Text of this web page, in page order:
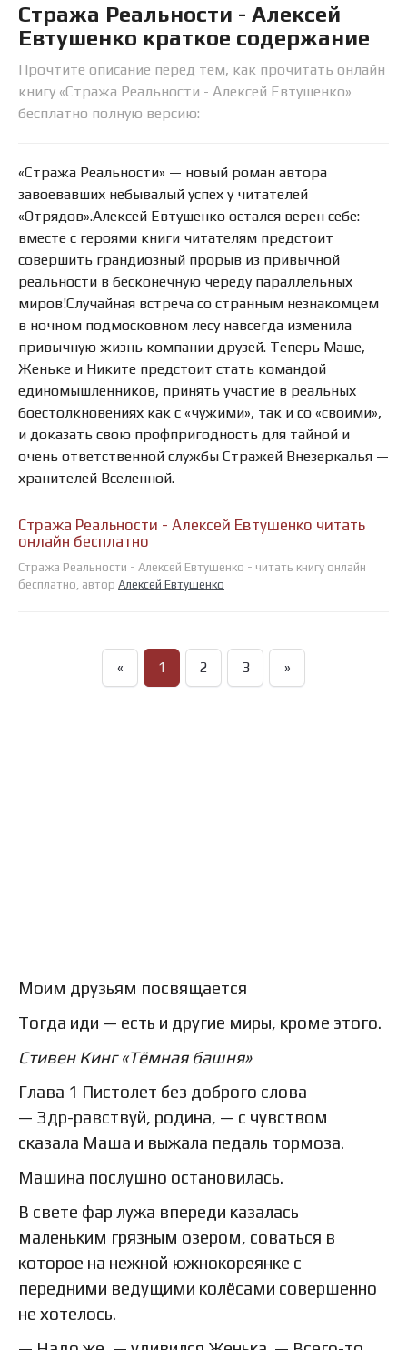
Стража Реальности - Алексей
Евтушенко краткое содержание
Прочтите описание перед тем, как прочитать онлайн
книгу «Стража Реальности - Алексей Евтушенко»
бесплатно полную версию:
«Стража Реальности» — новый роман автора
завоевавших небывалый успех у читателей
«Отрядов».Алексей Евтушенко остался верен себе:
вместе с героями книги читателям предстоит
совершить грандиозный прорыв из привычной
реальности в бесконечную череду параллельных
миров!Случайная встреча со странным незнакомцем
в ночном подмосковном лесу навсегда изменила
привычную жизнь компании друзей. Теперь Маше,
Женьке и Никите предстоит стать командой
единомышленников, принять участие в реальных
боестолкновениях как с «чужими», так и со «своими»,
и доказать свою профпригодность для тайной и
очень ответственной службы Стражей Внезеркалья —
хранителей Вселенной.
Стража Реальности - Алексей Евтушенко читать
онлайн бесплатно
Стража Реальности - Алексей Евтушенко - читать книгу онлайн
бесплатно, автор Алексей Евтушенко
« 1 2 3 »
Моим друзьям посвящается
Тогда иди — есть и другие миры, кроме этого.
Стивен Кинг «Тёмная башня»
Глава 1 Пистолет без доброго слова
— Здр-равствуй, родина, — с чувством
сказала Маша и выжала педаль тормоза.
Машина послушно остановилась.
В свете фар лужа впереди казалась
маленьким грязным озером, соваться в
которое на нежной южнокореянке с
передними ведущими колёсами совершенно
не хотелось.